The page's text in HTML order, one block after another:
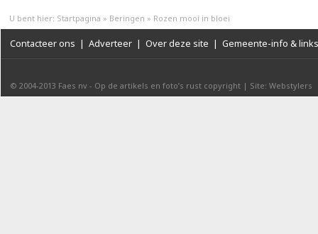
U bent hier: Startpagina » Beringen » Rozen mooi in bloei
Contacteer ons | Adverteer | Over deze site | Gemeente-info & links
© 2004-2013 Faes nv - Op de artikels en foto’s rust copyright | Site: Webstylers